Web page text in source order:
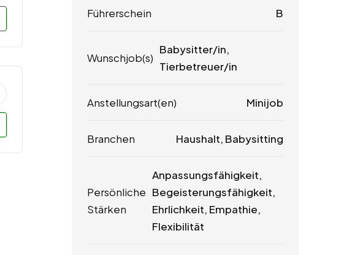
Führerschein B
Wunschjob(s)
Babysitter/in,
Tierbetreuer/in
Anstellungsart(en) Minijob
Branchen Haushalt, Babysitting
Persönliche
Stärken
Anpassungsfähigkeit,
Begeisterungsfähigkeit,
Ehrlichkeit, Empathie,
Flexibilität